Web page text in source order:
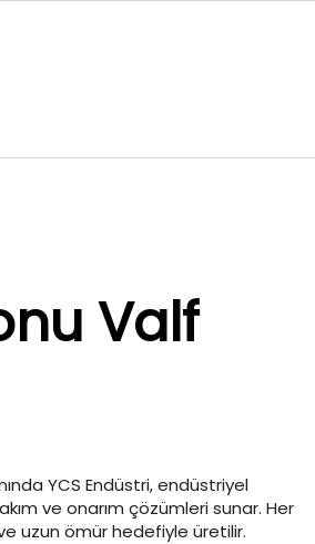
Valf
YCS Endüstri, endüstriyel
ve onarım çözümleri sunar. Her
uzun ömür hedefiyle üretilir.